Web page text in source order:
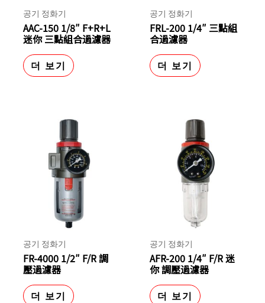
공기 정화기
AAC-150 1/8″ F+R+L
迷你 三點組合過濾器
더 보기
공기 정화기
FRL-200 1/4″ 三點組
合過濾器
더 보기
공기 정화기
FR-4000 1/2″ F/R 調
壓過濾器
더 보기
공기 정화기
AFR-200 1/4″ F/R 迷
你 調壓過濾器
더 보기